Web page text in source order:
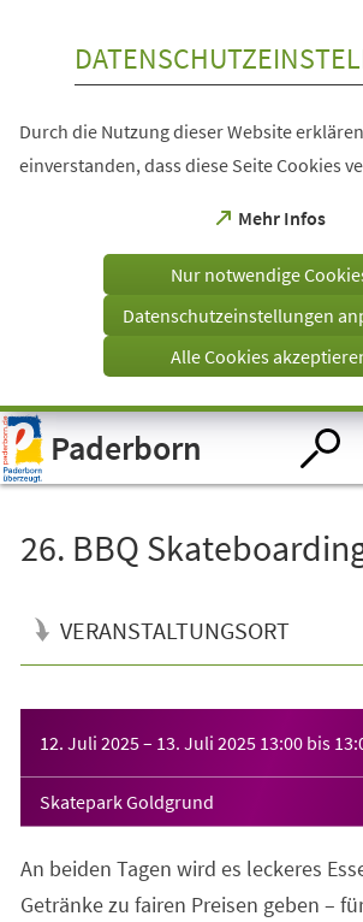
Visuelle
Assistenzsoftware
öffnen.
Durch die Nutzung dieser Website
einverstanden, dass diese Seite Cookies
Mehr Infos
(Öffnet
einem
Tab)
Nur notwendige
Datenschutzeinstellungen
Alle Cookies
Paderborn
26. BBQ
VERANSTALTUNGSORT
12. Juli 2025– 13. Juli 2025 13:00 bis
Skatepark Goldgrund
An beiden Tagen wird es leckeres
Getränke zu fairen Preisen geben –